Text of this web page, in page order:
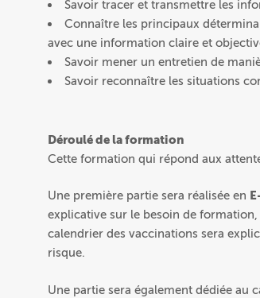
Savoir tracer et transmettre les
Connaître les principaux
avec une information claire et
Savoir mener un entretien de
Savoir reconnaître les situations
Déroulé de la formation
Cette formation qui répond aux
Une première partie sera réalisée en
explicative sur le besoin de
calendrier des vaccinations sera
risque.
Une partie sera également dédiée au